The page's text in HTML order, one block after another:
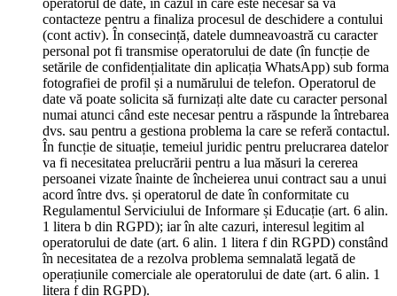
operatorul de date, în cazul în care este necesar să vă
contacteze pentru a finaliza procesul de deschidere a contului
(cont activ). În consecință, datele dumneavoastră cu caracter
personal pot fi transmise operatorului de date (în funcție de
setările de confidențialitate din aplicația WhatsApp) sub forma
fotografiei de profil și a numărului de telefon. Operatorul de
date vă poate solicita să furnizați alte date cu caracter personal
numai atunci când este necesar pentru a răspunde la întrebarea
dvs. sau pentru a gestiona problema la care se referă contactul.
În funcție de situație, temeiul juridic pentru prelucrarea datelor
va fi necesitatea prelucrării pentru a lua măsuri la cererea
persoanei vizate înainte de încheierea unui contract sau a unui
acord între dvs. și operatorul de date în conformitate cu
Regulamentul Serviciului de Informare și Educație (art. 6 alin.
1 litera b din RGPD); iar în alte cazuri, interesul legitim al
operatorului de date (art. 6 alin. 1 litera f din RGPD) constând
în necesitatea de a rezolva problema semnalată legată de
operațiunile comerciale ale operatorului de date (art. 6 alin. 1
litera f din RGPD).